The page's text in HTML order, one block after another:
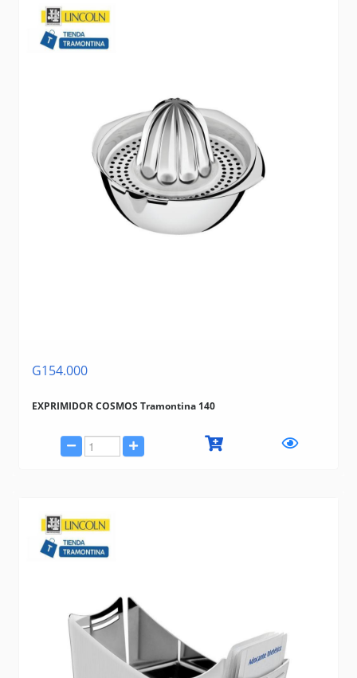
G154.000
EXPRIMIDOR COSMOS Tramontina 140